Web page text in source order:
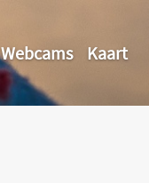
Webcams Kaart